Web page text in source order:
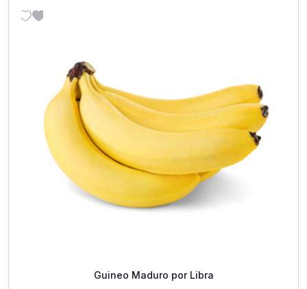
Guineo Maduro por Libra